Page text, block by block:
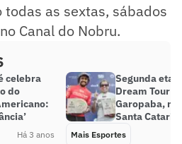
as sextas, sábados
Canal do Nobru.
celebra
do
Há 3 anos
Segunda
Dream Tour
Garopaba, no
Santa
Mais Esportes